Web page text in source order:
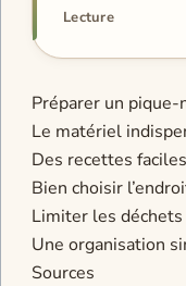
Lecture
Préparer un
Le matériel
Des recettes
Bien choisir
Limiter les
Une organisation
Sources